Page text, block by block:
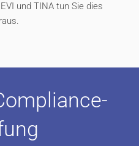
und TINA tun Sie dies